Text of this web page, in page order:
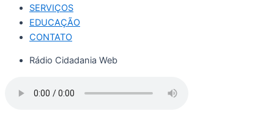
SERVIÇOS
EDUCAÇÃO
CONTATO
Rádio Cidadania Web